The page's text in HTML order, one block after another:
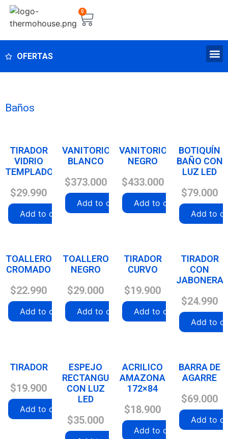
0
OFERTAS
Baños
TIRADOR
VIDRIO
TEMPLADO
$29.990
Add to cart
VANITORIO
BLANCO
$373.000
Add to cart
VANITORIO
NEGRO
$433.000
Add to cart
BOTIQUÍN
BAÑO CON
LUZ LED
$79.000
Add to
TOALLERO
CROMADO
$22.990
Add to cart
TOALLERO
NEGRO
$29.000
Add to cart
TIRADOR
CURVO
$19.900
Add to cart
TIRADOR
CON
JABONERA
$24.990
Add to
TIRADOR
$19.900
Add to cart
ESPEJO
RECTANGULAR
CON LUZ
LED
$35.000
ACRILICO
AMAZONA
172×84
$18.900
Add to cart
BARRA DE
AGARRE
$69.000
Add to